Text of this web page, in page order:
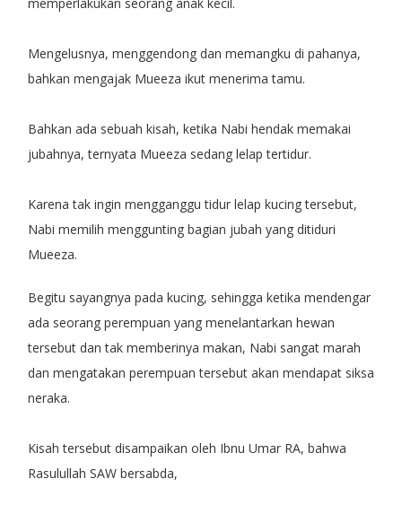
memperlakukan seorang anak kecil.
Mengelusnya, menggendong dan memangku di pahanya,
bahkan mengajak Mueeza ikut menerima tamu.
Bahkan ada sebuah kisah, ketika Nabi hendak memakai
jubahnya, ternyata Mueeza sedang lelap tertidur.
Karena tak ingin mengganggu tidur lelap kucing tersebut,
Nabi memilih menggunting bagian jubah yang ditiduri
Mueeza.
Begitu sayangnya pada kucing, sehingga ketika mendengar
ada seorang perempuan yang menelantarkan hewan
tersebut dan tak memberinya makan, Nabi sangat marah
dan mengatakan perempuan tersebut akan mendapat siksa
neraka.
Kisah tersebut disampaikan oleh Ibnu Umar RA, bahwa
Rasulullah SAW bersabda,